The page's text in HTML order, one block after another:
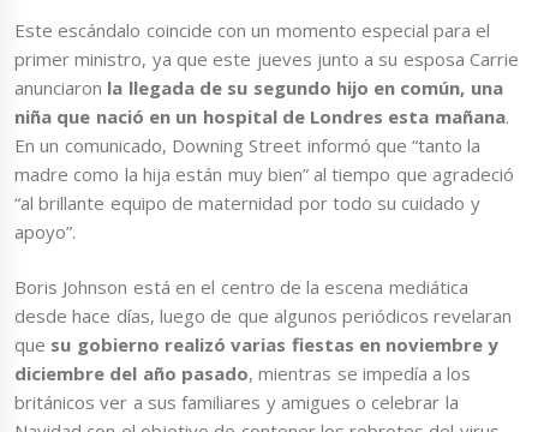
Este escándalo coincide con un momento especial para el
primer ministro, ya que este jueves junto a su esposa Carrie
anunciaron la llegada de su segundo hijo en común, una
niña que nació en un hospital de Londres esta mañana.
En un comunicado, Downing Street informó que “tanto la
madre como la hija están muy bien” al tiempo que agradeció
“al brillante equipo de maternidad por todo su cuidado y
apoyo”.
Boris Johnson está en el centro de la escena mediática
desde hace días, luego de que algunos periódicos revelaran
que su gobierno realizó varias fiestas en noviembre y
diciembre del año pasado, mientras se impedía a los
británicos ver a sus familiares y amigues o celebrar la